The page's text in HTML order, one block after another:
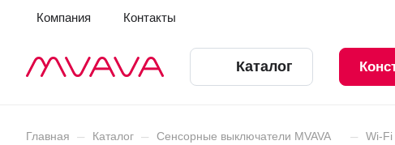
Компания Контакты
Каталог
Главная – Каталог – Сенсорные выключатели MVAVA – Wi-Fi